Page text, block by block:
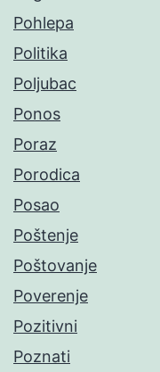
Pohlepa
Politika
Poljubac
Ponos
Poraz
Porodica
Posao
Poštenje
Poštovanje
Poverenje
Pozitivni
Poznati